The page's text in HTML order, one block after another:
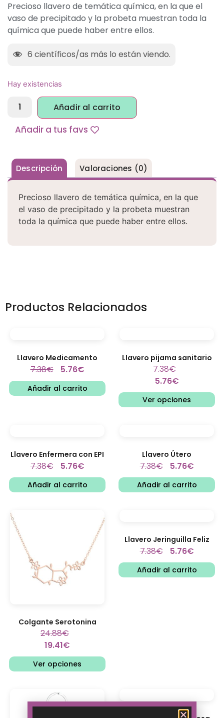
Precioso llavero de temática química, en la que el
vaso de precipitado y la probeta muestran toda la
química que puede haber entre ellos.
6 científicos/as más lo están viendo.
Hay existencias
Añadir al carrito
Alternative:
Añadir a tus favs
Descripción Valoraciones (0)
Precioso llavero de temática química, en la que
el vaso de precipitado y la probeta muestran
toda la química que puede haber entre ellos.
Productos Relacionados
Llavero Medicamento
7.38€ 5.76€
Añadir al carrito
Llavero pijama sanitario
7.38€
5.76€
Ver opciones
Llavero Enfermera con EPI
7.38€ 5.76€
Añadir al carrito
Llavero Útero
7.38€ 5.76€
Añadir al carrito
Colgante Serotonina
24.88€
19.41€
Ver opciones
Llavero Jeringuilla Feliz
7.38€ 5.76€
Añadir al carrito